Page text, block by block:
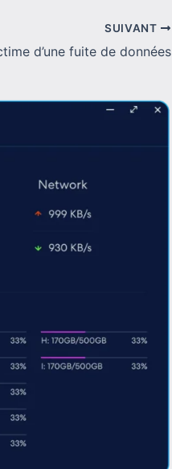
SUIVANT
d’une fuite de données